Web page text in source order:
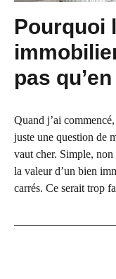
Pourquoi
pas
Quand j’ai
juste une question de
vaut cher. Simple,
la valeur d’un bien
carrés. Ce serait trop